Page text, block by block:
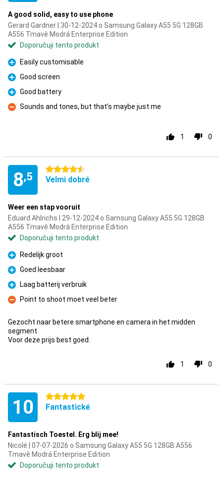
A good solid, easy to use phone
Gerard Gardner | 30-12-2024 o Samsung Galaxy A55 5G 128GB
A556 Tmavě Modrá Enterprise Edition
Doporučuji tento produkt
Pro
Easily customisable
Pro
Good screen
Pro
Good battery
Proti
Sounds and tones, but that’s maybe just me
1 0
8,5
4.5 hvězdičky
Velmi dobré
Weer een stap vooruit
Eduard Ahlrichs | 29-12-2024 o Samsung Galaxy A55 5G 128GB
A556 Tmavě Modrá Enterprise Edition
Doporučuji tento produkt
Pro
Redelijk groot
Pro
Goed leesbaar
Pro
Laag batterij verbruik
Proti
Point to shoot moet veel beter
Gezocht naar betere smartphone en camera in het midden
segment.
Voor deze prijs best goed.
1 0
10 5 hvězdičky
Fantastické
Fantastisch Toestel. Erg blij mee!
Nicolé | 07-07-2026 o Samsung Galaxy A55 5G 128GB A556
Tmavě Modrá Enterprise Edition
Doporučuji tento produkt